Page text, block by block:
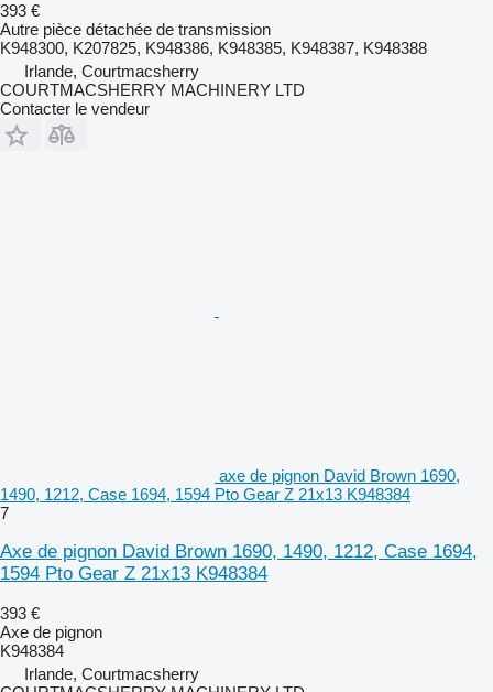
393 €
Autre pièce détachée de transmission
K948300, K207825, K948386, K948385, K948387, K948388
Irlande, Courtmacsherry
COURTMACSHERRY MACHINERY LTD
Contacter le vendeur
axe de pignon David Brown 1690,
1490, 1212, Case 1694, 1594 Pto Gear Z 21x13 K948384
7
Axe de pignon David Brown 1690, 1490, 1212, Case 1694,
1594 Pto Gear Z 21x13 K948384
393 €
Axe de pignon
K948384
Irlande, Courtmacsherry